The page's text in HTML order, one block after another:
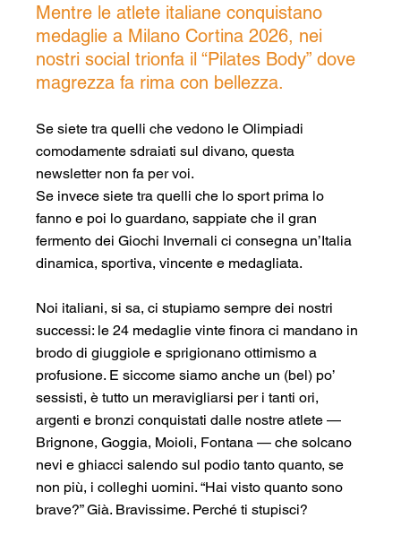
Mentre le atlete italiane conquistano
medaglie a Milano Cortina 2026, nei
nostri social trionfa il “Pilates Body” dove
magrezza fa rima con bellezza.
Se siete tra quelli che vedono le Olimpiadi
comodamente sdraiati sul divano, questa
newsletter non fa per voi.
Se invece siete tra quelli che lo sport prima lo
fanno e poi lo guardano, sappiate che il gran
fermento dei Giochi Invernali ci consegna un’Italia
dinamica, sportiva, vincente e medagliata.
Noi italiani, si sa, ci stupiamo sempre dei nostri
successi: le 24 medaglie vinte finora ci mandano in
brodo di giuggiole e sprigionano ottimismo a
profusione. E siccome siamo anche un (bel) po’
sessisti, è tutto un meravigliarsi per i tanti ori,
argenti e bronzi conquistati dalle nostre atlete —
Brignone, Goggia, Moioli, Fontana — che solcano
nevi e ghiacci salendo sul podio tanto quanto, se
non più, i colleghi uomini. “Hai visto quanto sono
brave?” Già. Bravissime. Perché ti stupisci?